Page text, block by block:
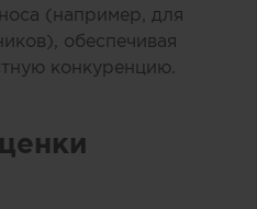
(например, для
обеспечивая
конкуренцию.